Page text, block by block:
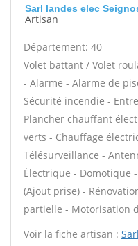
Sarl landes elec
Artisan
Département: 40
Volet battant / Volet
- Alarme - Alarme de
Sécurité incendie -
Plancher chauffant
verts - Chauffage
Télésurveillance -
Électrique - Domotique
(Ajout prise) -
partielle - Motorisation
Voir la fiche artisan :